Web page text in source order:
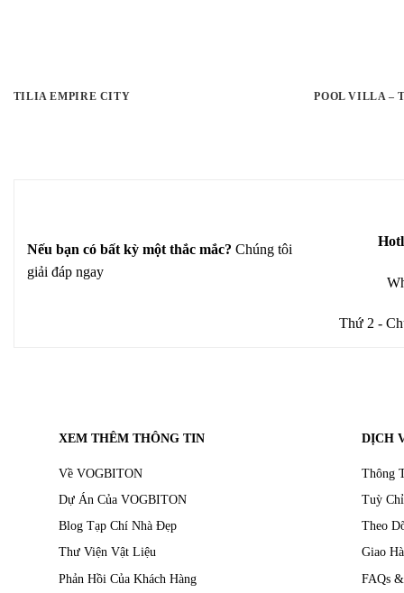
TILIA EMPIRE CITY POOL VILLA –
Nếu bạn có bất kỳ một thắc mắc? Chúng tôi
giải đáp ngay
Thứ 2 -
XEM THÊM THÔNG TIN
Về VOGBITON
Dự Án Của VOGBITON
Blog Tạp Chí Nhà Đẹp
Thư Viện Vật Liệu
Phản Hồi Của Khách Hàng
DỊCH
Thông
Tuỳ
Theo
Giao
FAQs